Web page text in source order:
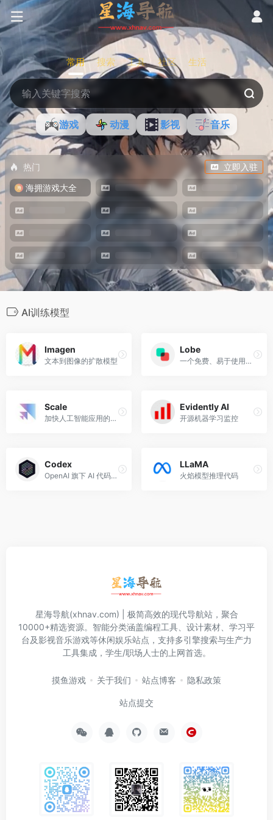
常用 搜索 工具 社区 生活
游戏 动漫 影视 音乐
热门
立即入驻
海拥游戏大全
AI训练模型
Imagen
文本到图像的扩散模型
Lobe
一个免费、易于使用的工具来训练机器学习模型
Scale
加快人工智能应用的发展
Evidently AI
开源机器学习监控
Codex
OpenAI 旗下 AI 代码生成训练模型，AI 系统可以将自然语言翻译成代码
LLaMA
火焰模型推理代码
星海导航(xhnav.com) | 极简高效的现代导航站，聚合
10000+精选资源。智能分类涵盖编程工具、设计素材、学习平
台及影视音乐游戏等休闲娱乐站点，支持多引擎搜索与生产力
工具集成，学生/职场人士的上网首选。
摸鱼游戏 关于我们 站点博客 隐私政策
站点提交